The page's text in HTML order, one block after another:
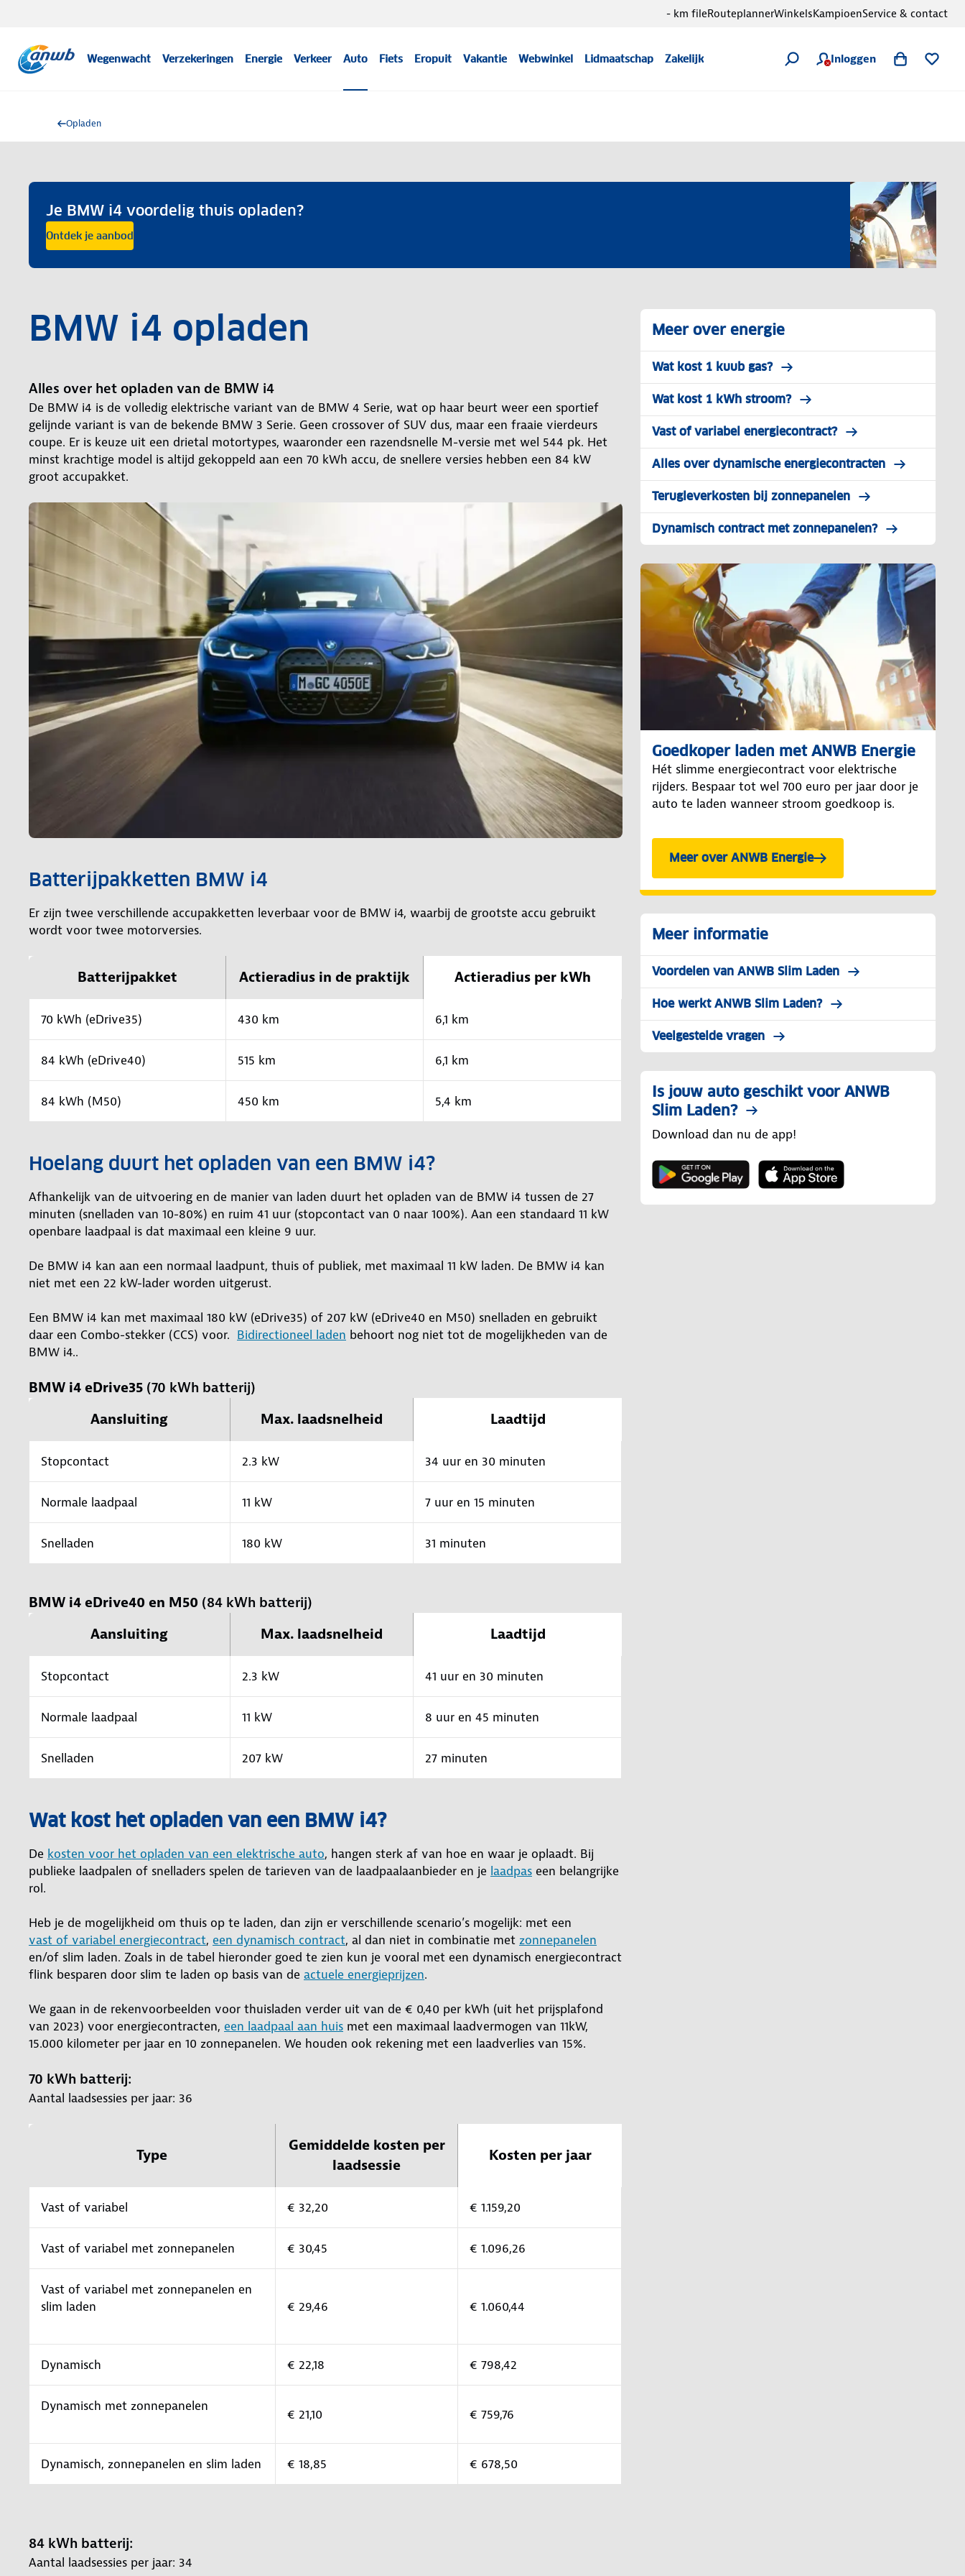
Wegenwacht Verzekeringen Energie Verkeer Auto Fiets Eropuit Vakantie Webwinkel Lidmaatschap Zakelijk Inloggen
- km fileRouteplannerWinkelsKampioenService & contact
Opladen
Je BMW i4 voordelig thuis opladen?
Ontdek je aanbod
BMW i4 opladen
Alles over het opladen van de BMW i4
De BMW i4 is de volledig elektrische variant van de BMW 4 Serie, wat op haar beurt weer een sportief
gelijnde variant is van de bekende BMW 3 Serie. Geen crossover of SUV dus, maar een fraaie vierdeurs
coupe. Er is keuze uit een drietal motortypes, waaronder een razendsnelle M-versie met wel 544 pk. Het
minst krachtige model is altijd gekoppeld aan een 70 kWh accu, de snellere versies hebben een 84 kW
groot accupakket.
Batterijpakketten BMW i4
Er zijn twee verschillende accupakketten leverbaar voor de BMW i4, waarbij de grootste accu gebruikt
wordt voor twee motorversies.
Batterijpakket Actieradius in de praktijk Actieradius per kWh
70 kWh (eDrive35) 430 km 6,1 km
84 kWh (eDrive40) 515 km 6,1 km
84 kWh (M50) 450 km 5,4 km
Hoelang duurt het opladen van een BMW i4?
Afhankelijk van de uitvoering en de manier van laden duurt het opladen van de BMW i4 tussen de 27
minuten (snelladen van 10-80%) en ruim 41 uur (stopcontact van 0 naar 100%). Aan een standaard 11 kW
openbare laadpaal is dat maximaal een kleine 9 uur.
De BMW i4 kan aan een normaal laadpunt, thuis of publiek, met maximaal 11 kW laden. De BMW i4 kan
niet met een 22 kW-lader worden uitgerust.
Een BMW i4 kan met maximaal 180 kW (eDrive35) of 207 kW (eDrive40 en M50) snelladen en gebruikt
daar een Combo-stekker (CCS) voor. Bidirectioneel laden behoort nog niet tot de mogelijkheden van de
BMW i4..
BMW i4 eDrive35 (70 kWh batterij)
Aansluiting
Max. laadsnelheid Laadtijd
Stopcontact 2.3 kW 34 uur en 30 minuten
Normale laadpaal 11 kW 7 uur en 15 minuten
Snelladen 180 kW 31 minuten
BMW i4 eDrive40 en M50 (84 kWh batterij)
Aansluiting
Max. laadsnelheid Laadtijd
Stopcontact 2.3 kW 41 uur en 30 minuten
Normale laadpaal 11 kW 8 uur en 45 minuten
Snelladen 207 kW 27 minuten
Wat kost het opladen van een BMW i4?
De kosten voor het opladen van een elektrische auto, hangen sterk af van hoe en waar je oplaadt. Bij
publieke laadpalen of snelladers spelen de tarieven van de laadpaalaanbieder en je laadpas een belangrijke
rol.
Heb je de mogelijkheid om thuis op te laden, dan zijn er verschillende scenario’s mogelijk: met een
vast of variabel energiecontract, een dynamisch contract, al dan niet in combinatie met zonnepanelen
en/of slim laden. Zoals in de tabel hieronder goed te zien kun je vooral met een dynamisch energiecontract
flink besparen door slim te laden op basis van de actuele energieprijzen.
We gaan in de rekenvoorbeelden voor thuisladen verder uit van de € 0,40 per kWh (uit het prijsplafond
van 2023) voor energiecontracten, een laadpaal aan huis met een maximaal laadvermogen van 11kW,
15.000 kilometer per jaar en 10 zonnepanelen. We houden ook rekening met een laadverlies van 15%.
70 kWh batterij:
Aantal laadsessies per jaar: 36
Type
Gemiddelde kosten per
laadsessie
Kosten per jaar
Vast of variabel € 32,20 € 1.159,20
Vast of variabel met zonnepanelen € 30,45 € 1.096,26
Vast of variabel met zonnepanelen en
slim laden
€ 29,46 € 1.060,44
Dynamisch € 22,18 € 798,42
Dynamisch met zonnepanelen
€ 21,10 € 759,76
Dynamisch, zonnepanelen en slim laden € 18,85 € 678,50
84 kWh batterij:
Aantal laadsessies per jaar: 34
Meer over energie
Wat kost 1 kuub gas?
Wat kost 1 kWh stroom?
Vast of variabel energiecontract?
Alles over dynamische energiecontracten
Terugleverkosten bij zonnepanelen
Dynamisch contract met zonnepanelen?
Goedkoper laden met ANWB Energie
Hét slimme energiecontract voor elektrische
rijders. Bespaar tot wel 700 euro per jaar door je
auto te laden wanneer stroom goedkoop is.
Meer over ANWB Energie
Meer informatie
Voordelen van ANWB Slim Laden
Hoe werkt ANWB Slim Laden?
Veelgestelde vragen
Is jouw auto geschikt voor ANWB
Slim Laden?
Download dan nu de app!